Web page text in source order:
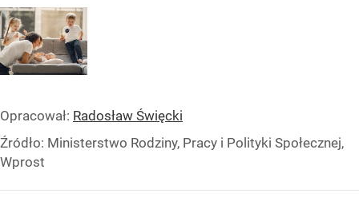
Opracował: Radosław Święcki
Źródło: Ministerstwo Rodziny, Pracy i Polityki Społecznej,
Wprost